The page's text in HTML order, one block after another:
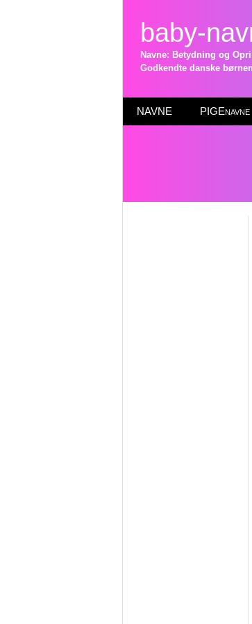
baby-
Navne: Betydning og
Godkendte danske
NAVNE PIGEnavne